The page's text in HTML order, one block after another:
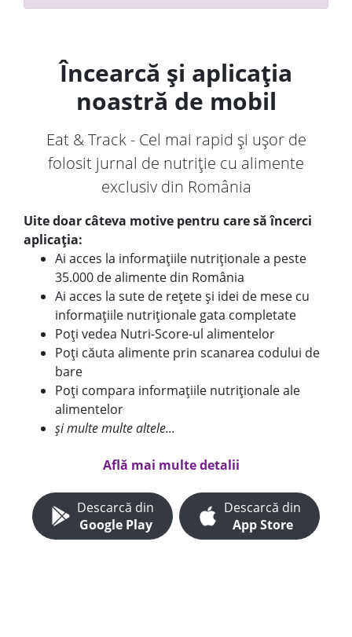
Încearcă și aplicația
noastră de mobil
Eat & Track - Cel mai rapid și ușor de
folosit jurnal de nutriție cu alimente
exclusiv din România
Uite doar câteva motive pentru care să încerci
aplicația:
Ai acces la informațiile nutriționale a peste
35.000 de alimente din România
Ai acces la sute de rețete și idei de mese cu
informațiile nutriționale gata completate
Poți vedea Nutri-Score-ul alimentelor
Poți căuta alimente prin scanarea codului de
bare
Poți compara informațiile nutriționale ale
alimentelor
și multe multe altele...
Află mai multe detalii
Descarcă din
Google Play
Descarcă din
App Store